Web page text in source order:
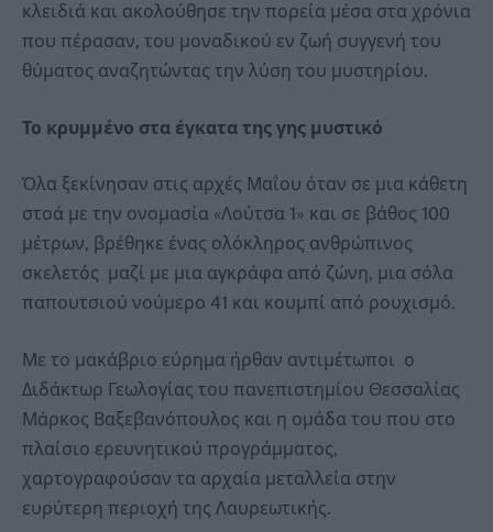
κλειδιά και ακολούθησε την πορεία μέσα στα χρόνια
που πέρασαν, του μοναδικού εν ζωή συγγενή του
θύματος αναζητώντας την λύση του μυστηρίου.
Το κρυμμένο στα έγκατα της γης μυστικό
Όλα ξεκίνησαν στις αρχές Μαΐου όταν σε μια κάθετη
στοά με την ονομασία «Λούτσα 1» και σε βάθος 100
μέτρων, βρέθηκε ένας ολόκληρος ανθρώπινος
σκελετός μαζί με μια αγκράφα από ζώνη, μια σόλα
παπουτσιού νούμερο 41 και κουμπί από ρουχισμό.
Με το μακάβριο εύρημα ήρθαν αντιμέτωποι ο
Διδάκτωρ Γεωλογίας του πανεπιστημίου Θεσσαλίας
Μάρκος Βαξεβανόπουλος και η ομάδα του που στο
πλαίσιο ερευνητικού προγράμματος,
χαρτογραφούσαν τα αρχαία μεταλλεία στην
ευρύτερη περιοχή της Λαυρεωτικής.